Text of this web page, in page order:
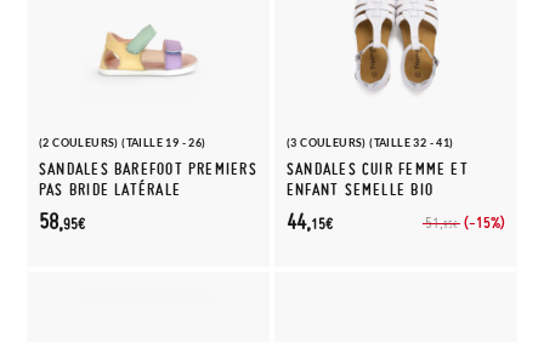
(2 COULEURS) (TAILLE 19 - 26)
SANDALES BAREFOOT PREMIERS
PAS BRIDE LATÉRALE
58,95€
(3 COULEURS) (TAILLE 32 - 41)
SANDALES CUIR FEMME ET
ENFANT SEMELLE BIO
51,95€ (-15%)
44,15€